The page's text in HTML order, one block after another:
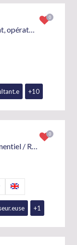
Directeur d'événement, opérateur replay (vmix, sportec, blackmagic design), télépilote drone, topeur, opérateur caméra
+10
Chef de projet événementiel / Régisseur événementiel / Coordinateur logistique
+1